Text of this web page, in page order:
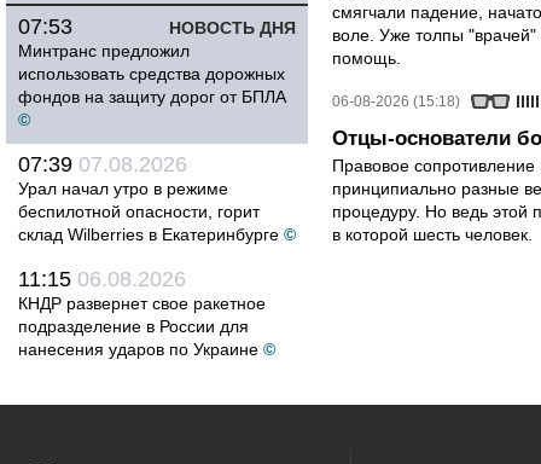
НОВОСТЬ ДНЯ
07:53
Минтранс предложил
использовать средства дорожных
фондов на защиту дорог от БПЛА
©
07:39 07.08.2026
Урал начал утро в режиме
беспилотной опасности, горит
склад Wilberries в Екатеринбурге ©
11:15 06.08.2026
КНДР развернет свое ракетное
подразделение в России для
нанесения ударов по Украине ©
смягчали падение,
воле. Уже толпы
помощь.
06-08-2026 (15:18)
Отцы-основатели
Правовое
принципиально разные
процедуру. Но ведь этой
в которой шесть человек.